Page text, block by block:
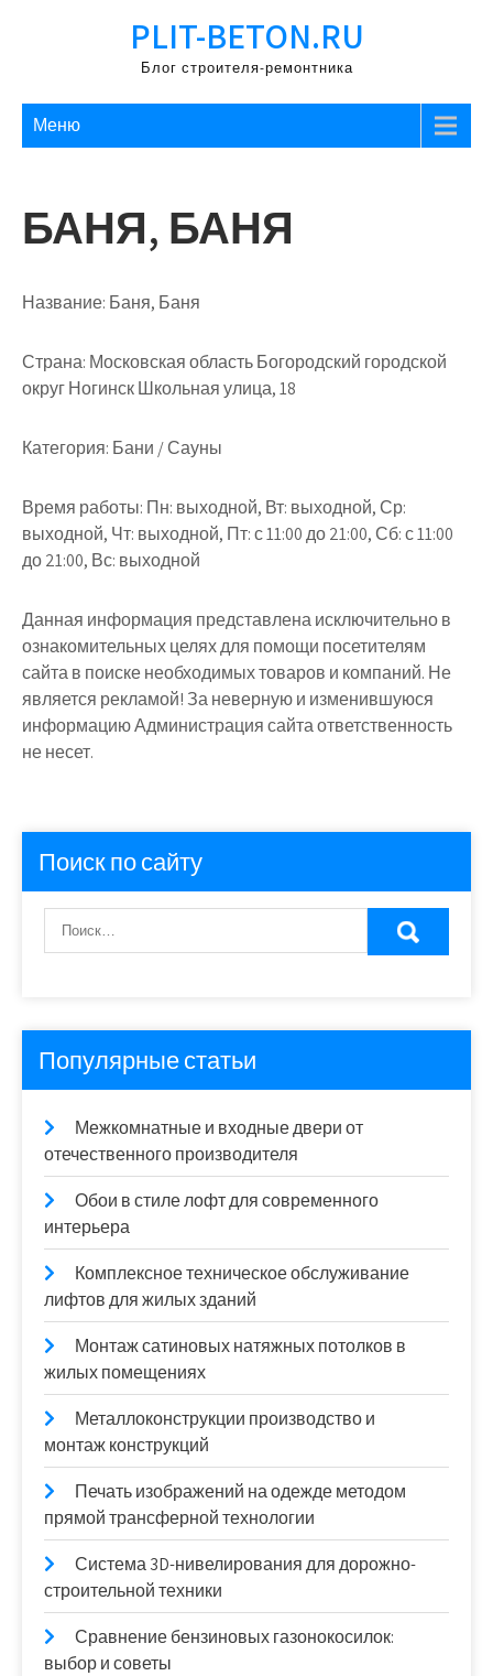
PLIT-BETON.RU
Блог строителя-ремонтника
Меню
БАНЯ, БАНЯ
Название: Баня, Баня
Страна: Московская область Богородский городской
округ Ногинск Школьная улица, 18
Категория: Бани / Сауны
Время работы: Пн: выходной, Вт: выходной, Ср:
выходной, Чт: выходной, Пт: с 11:00 до 21:00, Сб: с 11:00
до 21:00, Вс: выходной
Данная информация представлена исключительно в
ознакомительных целях для помощи посетителям
сайта в поиске необходимых товаров и компаний. Не
является рекламой! За неверную и изменившуюся
информацию Администрация сайта ответственность
не несет.
Поиск по сайту
Популярные статьи
Межкомнатные и входные двери от
отечественного производителя
Обои в стиле лофт для современного
интерьера
Комплексное техническое обслуживание
лифтов для жилых зданий
Монтаж сатиновых натяжных потолков в
жилых помещениях
Металлоконструкции производство и
монтаж конструкций
Печать изображений на одежде методом
прямой трансферной технологии
Система 3D-нивелирования для дорожно-
строительной техники
Сравнение бензиновых газонокосилок:
выбор и советы